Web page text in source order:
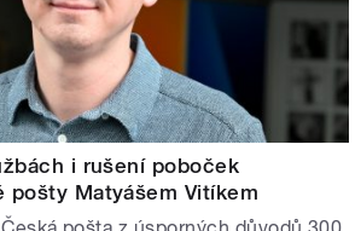
i rušení poboček
pošty Matyášem Vitíkem